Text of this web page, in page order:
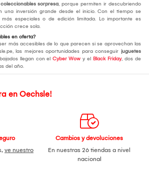
coleccionables sorpresa, porque permiten ir descubriendo
una inversión grande desde el inicio. Con el tiempo se
especiales o de edición limitada. Lo importante es
crece sola.
en oferta?
más accesibles de lo que parecen si se aprovechan las
las mejores oportunidades para conseguir juguetes
llegan con el Cyber Wow y el Black Friday, dos de
del año.
en Oechsle!
ve nuestro
Cambios y devoluciones
En nuestras 26 tiendas a nivel
nacional